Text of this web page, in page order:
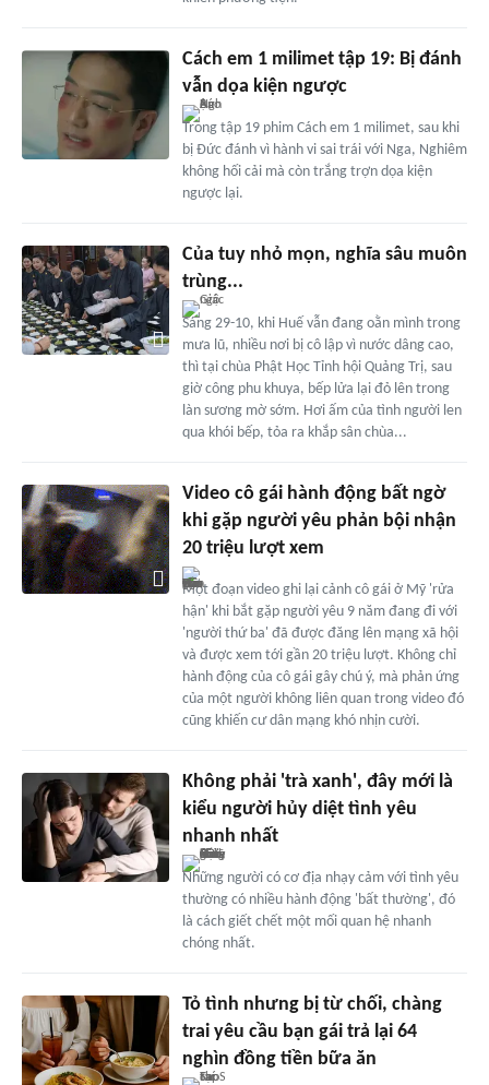
Cách em 1 milimet tập 19: Bị đánh
vẫn dọa kiện ngược
Trong tập 19 phim Cách em 1 milimet, sau khi
bị Đức đánh vì hành vi sai trái với Nga, Nghiêm
không hối cải mà còn trắng trợn dọa kiện
ngược lại.
Của tuy nhỏ mọn, nghĩa sâu muôn
trùng...
Sáng 29-10, khi Huế vẫn đang oằn mình trong
mưa lũ, nhiều nơi bị cô lập vì nước dâng cao,
thì tại chùa Phật Học Tỉnh hội Quảng Trị, sau
giờ công phu khuya, bếp lửa lại đỏ lên trong
làn sương mờ sớm. Hơi ấm của tình người len
qua khói bếp, tỏa ra khắp sân chùa...
Video cô gái hành động bất ngờ
khi gặp người yêu phản bội nhận
20 triệu lượt xem
Một đoạn video ghi lại cảnh cô gái ở Mỹ 'rửa
hận' khi bắt gặp người yêu 9 năm đang đi với
'người thứ ba' đã được đăng lên mạng xã hội
và được xem tới gần 20 triệu lượt. Không chỉ
hành động của cô gái gây chú ý, mà phản ứng
của một người không liên quan trong video đó
cũng khiến cư dân mạng khó nhịn cười.
Không phải 'trà xanh', đây mới là
kiểu người hủy diệt tình yêu
nhanh nhất
Những người có cơ địa nhạy cảm với tình yêu
thường có nhiều hành động 'bất thường', đó
là cách giết chết một mối quan hệ nhanh
chóng nhất.
Tỏ tình nhưng bị từ chối, chàng
trai yêu cầu bạn gái trả lại 64
nghìn đồng tiền bữa ăn